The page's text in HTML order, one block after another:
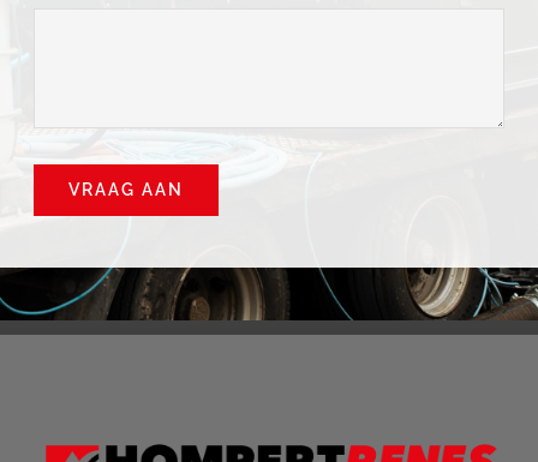
VRAAG AAN